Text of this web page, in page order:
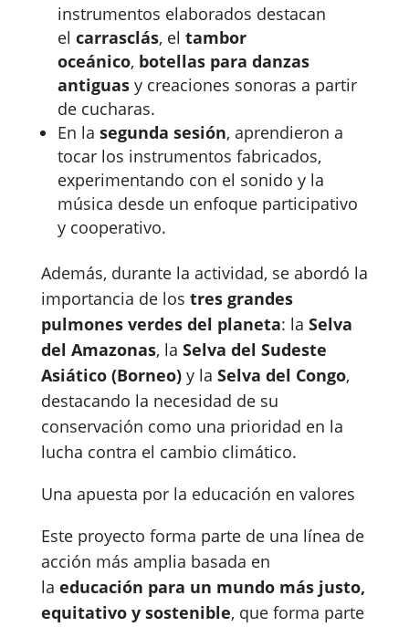
instrumentos elaborados destacan
el carrasclás, el tambor
oceánico, botellas para danzas
antiguasy creaciones sonoras a partir
de cucharas.
En la segunda sesión, aprendieron a
tocar los instrumentos fabricados,
experimentando con el sonido y la
música desde un enfoque participativo
y cooperativo.
Además, durante la actividad, se abordó la
importancia de los tres grandes
pulmones verdes del planeta: la Selva
del Amazonas, la Selva del Sudeste
Asiático (Borneo)y la Selva del Congo,
destacando la necesidad de su
conservación como una prioridad en la
lucha contra el cambio climático.
Una apuesta por la educación en valores
Este proyecto forma parte de una línea de
acción más amplia basada en
la educación para un mundo más justo,
equitativo y sostenible, que forma parte